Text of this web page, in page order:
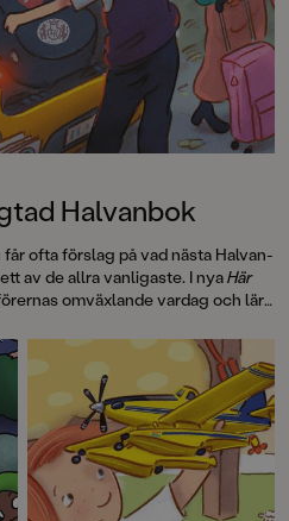
sitter still
att
locka
stora." -
Halvanbok
ofta förslag på vad nästa Halvan-
av de allra vanligaste. I nyaHär
omväxlande vardag och lära
taxin såg ut.